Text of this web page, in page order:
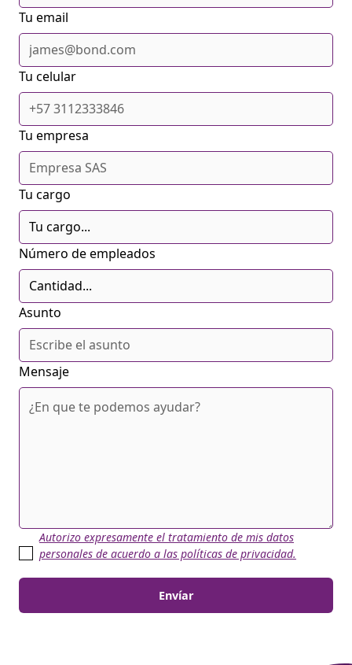
Tu email
Tu celular
Tu empresa
Tu cargo
Número de empleados
Asunto
Mensaje
Autorizo expresamente el tratamiento de mis datos
personales de acuerdo a las políticas de privacidad.